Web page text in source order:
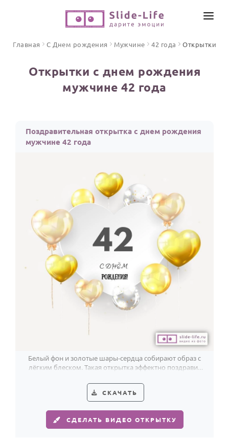
ПО ФОРМАТУ
Открытки
С Днем рождения
Юбилей
Свадьба
Выпускной
Календарь праздников
Женщине
Папе
Детям
Все родственники
ПЕРСОНАЛЬНЫЕ
Пожелания
ИНСТРУМЕНТЫ
ОТЗЫВЫ
Главная С Днем рождения Мужчине 42 года Открытки
Открытки с днем рождения
мужчине 42 года
Поздравительная открытка с днем рождения
мужчине 42 года
Белый фон и золотые шары-сердца собирают образ с
лёгким блеском. Такая открытка эффектно поздравит
СКАЧАТЬ
СДЕЛАТЬ ВИДЕО ОТКРЫТКУ